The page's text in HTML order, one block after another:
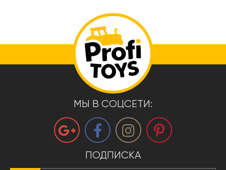
МЫ В СОЦСЕТИ:
ПОДПИСКА